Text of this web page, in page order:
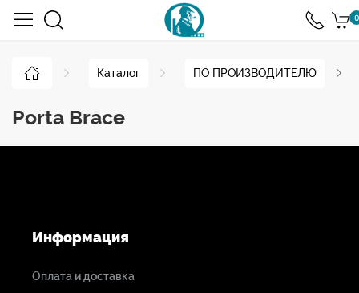
0
Каталог ПО ПРОИЗВОДИТЕЛЮ
Porta Brace
Информация
Оплата и доставка